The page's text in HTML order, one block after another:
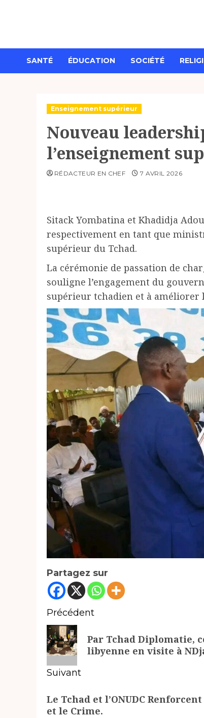
SANTÉ ÉDUCATION SOCIÉTÉ
Enseignement supérieur
Nouveau
l’enseignement
RÉDACTEUR EN CHEF 7 AVRIL 2026
Sitack Yombatina et Khadidja
respectivement en tant que
supérieur du Tchad.
La cérémonie de passation de
souligne l’engagement du
supérieur tchadien et à améliorer
Partagez sur
Navigation
d’article
Précédent
Article
précédent:
Par Tchad Diplomatie,
libyenne en visite à
Suivant
suivant:
Le Tchad et l’ONUDC
et le Crime.